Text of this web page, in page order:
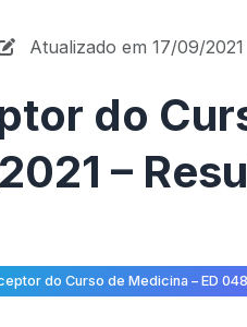
Atualizado em 17/09/2021
do
–
do Curso de Medicina – ED